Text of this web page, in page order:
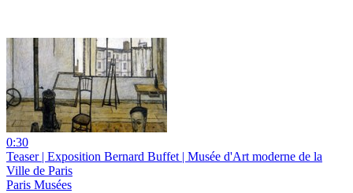
0:30
Teaser | Exposition Bernard Buffet | Musée d'Art moderne de la
Ville de Paris
Paris Musées